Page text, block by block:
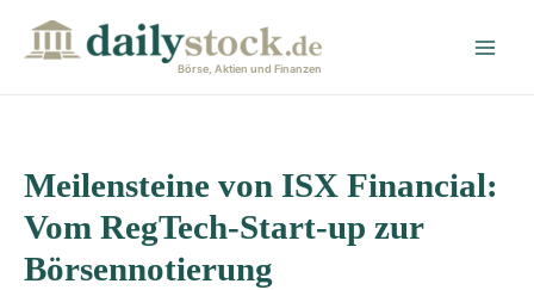
Börse, Aktien und Finanzen
Meilensteine von ISX Financial:
Vom RegTech-Start-up zur
Börsennotierung